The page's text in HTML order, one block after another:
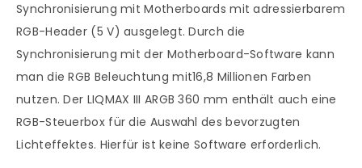
Synchronisierung mit Motherboards mit adressierbarem
RGB-Header (5 V) ausgelegt. Durch die
Synchronisierung mit der Motherboard-Software kann
man die RGB Beleuchtung mit16,8 Millionen Farben
nutzen. Der LIQMAX III ARGB 360 mm enthält auch eine
RGB-Steuerbox für die Auswahl des bevorzugten
Lichteffektes. Hierfür ist keine Software erforderlich.